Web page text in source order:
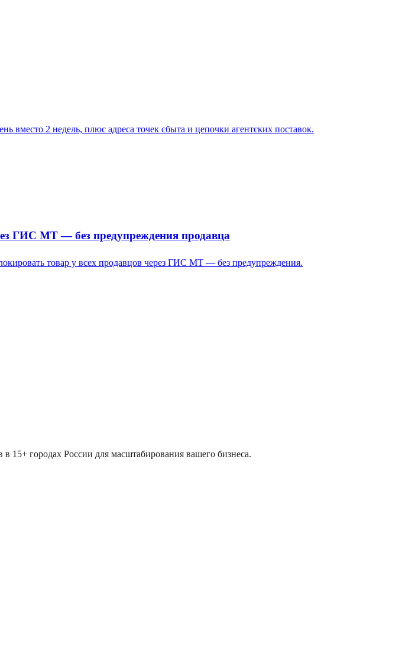
2 недель, плюс адреса точек сбыта и цепочки агентских поставок.
ГИС МТ — без предупреждения продавца
товар у всех продавцов через ГИС МТ — без предупреждения.
15+ городах России для масштабирования вашего бизнеса.